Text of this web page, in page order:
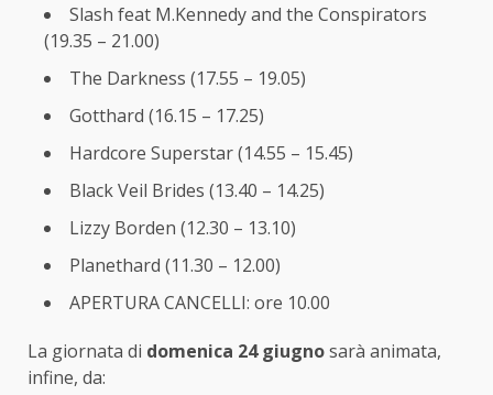
Slash feat M.Kennedy and the Conspirators
(19.35 – 21.00)
The Darkness (17.55 – 19.05)
Gotthard (16.15 – 17.25)
Hardcore Superstar (14.55 – 15.45)
Black Veil Brides (13.40 – 14.25)
Lizzy Borden (12.30 – 13.10)
Planethard (11.30 – 12.00)
APERTURA CANCELLI: ore 10.00
La giornata di domenica 24 giugnosarà animata,
infine, da: